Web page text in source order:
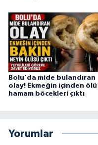
Bolu'da mide bulandıran
olay! Ekmeğin içinden ölü
hamam böcekleri çıktı
Yorumlar